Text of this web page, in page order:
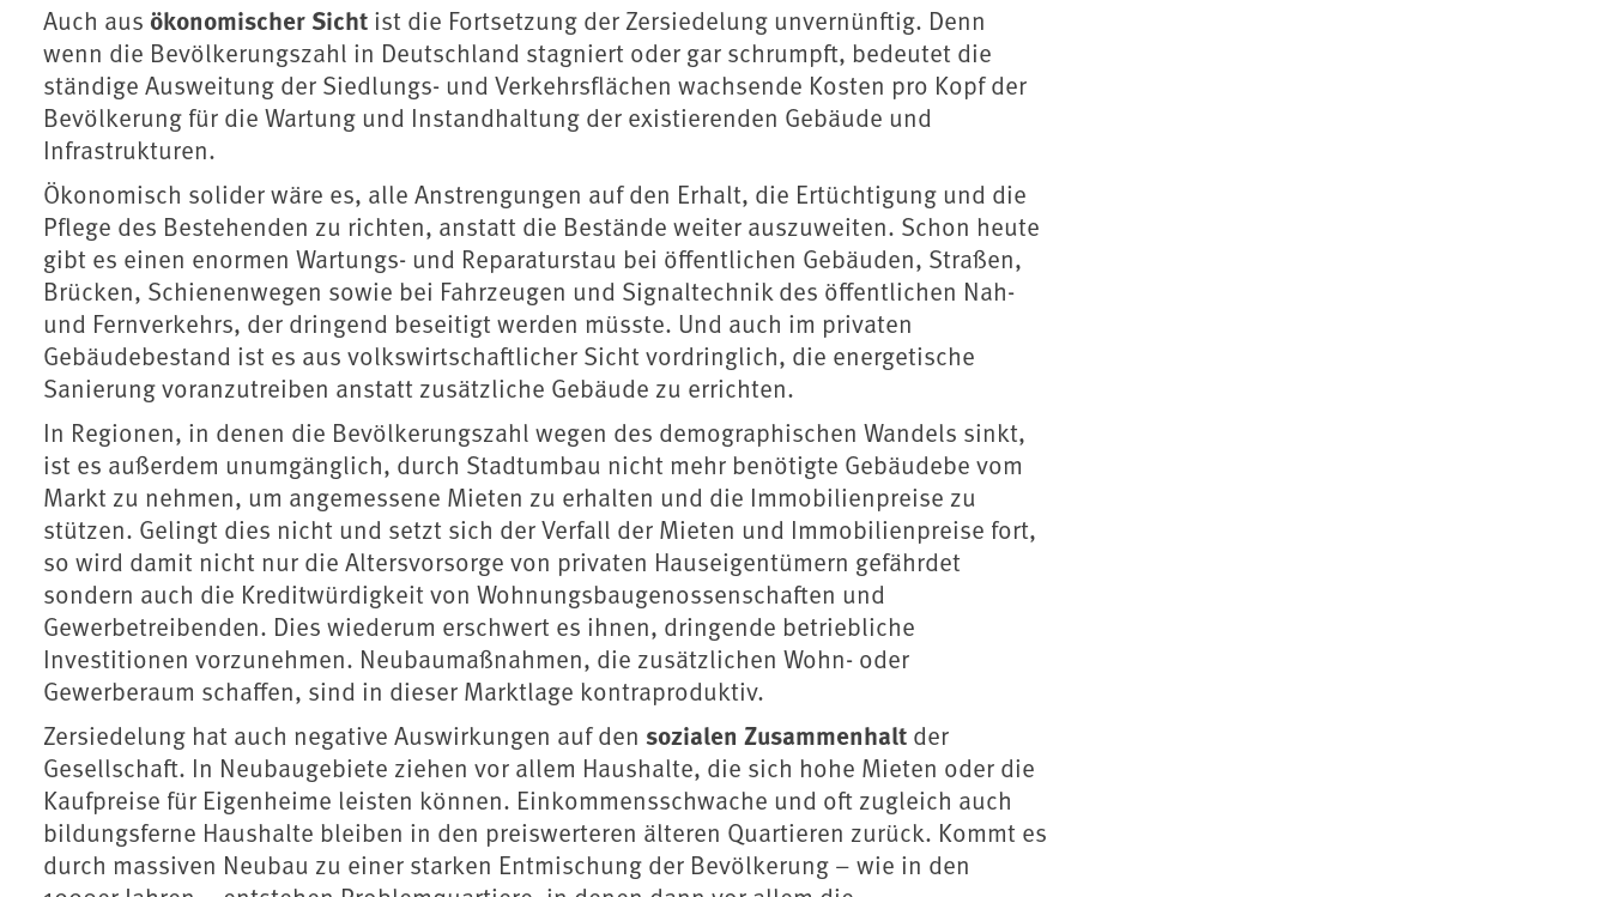
Auch aus ökonomischer Sicht ist die Fortsetzung der Zersiedelung unvernünftig. Denn
wenn die Bevölkerungszahl in Deutschland stagniert oder gar schrumpft, bedeutet die
ständige Ausweitung der Siedlungs- und Verkehrsflächen wachsende Kosten pro Kopf der
Bevölkerung für die Wartung und Instandhaltung der existierenden Gebäude und
Infrastrukturen.
Ökonomisch solider wäre es, alle Anstrengungen auf den Erhalt, die Ertüchtigung und die
Pflege des Bestehenden zu richten, anstatt die Bestände weiter auszuweiten. Schon heute
gibt es einen enormen Wartungs- und Reparaturstau bei öffentlichen Gebäuden, Straßen,
Brücken, Schienenwegen sowie bei Fahrzeugen und Signaltechnik des öffentlichen Nah-
und Fernverkehrs, der dringend beseitigt werden müsste. Und auch im privaten
Gebäudebestand ist es aus volkswirtschaftlicher Sicht vordringlich, die energetische
Sanierung voranzutreiben anstatt zusätzliche Gebäude zu errichten.
In Regionen, in denen die Bevölkerungszahl wegen des demographischen Wandels sinkt,
ist es außerdem unumgänglich, durch Stadtumbau nicht mehr benötigte Gebäudebe vom
Markt zu nehmen, um angemessene Mieten zu erhalten und die Immobilienpreise zu
stützen. Gelingt dies nicht und setzt sich der Verfall der Mieten und Immobilienpreise fort,
so wird damit nicht nur die Altersvorsorge von privaten Hauseigentümern gefährdet
sondern auch die Kreditwürdigkeit von Wohnungsbaugenossenschaften und
Gewerbetreibenden. Dies wiederum erschwert es ihnen, dringende betriebliche
Investitionen vorzunehmen. Neubaumaßnahmen, die zusätzlichen Wohn- oder
Gewerberaum schaffen, sind in dieser Marktlage kontraproduktiv.
Zersiedelung hat auch negative Auswirkungen auf den sozialen Zusammenhalt der
Gesellschaft. In Neubaugebiete ziehen vor allem Haushalte, die sich hohe Mieten oder die
Kaufpreise für Eigenheime leisten können. Einkommensschwache und oft zugleich auch
bildungsferne Haushalte bleiben in den preiswerteren älteren Quartieren zurück. Kommt es
durch massiven Neubau zu einer starken Entmischung der Bevölkerung – wie in den